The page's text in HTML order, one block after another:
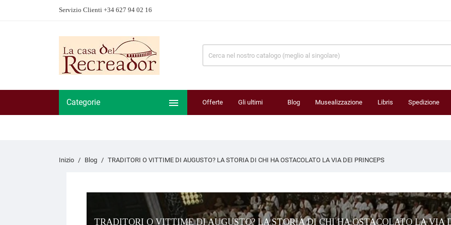
Servizio Clienti +34 627 94 02 16
Categorie  Offerte Gli ultimi Blog Musealizzazione Libris Spedizione
Inizio Blog TRADITORI O VITTIME DI AUGUSTO? LA STORIA DI CHI HA OSTACOLATO LA VIA DEI PRINCEPS
TRADITORI O VITTIME DI AUGUSTO? LA STORIA DI CHI HA OSTACOLATO LA VIA